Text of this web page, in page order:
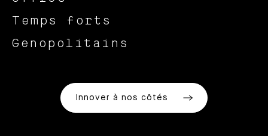
Temps forts
Genopolitains
Innover à nos côtés